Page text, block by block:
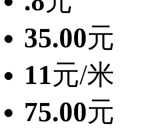
35.00元
11元/米
75.00元